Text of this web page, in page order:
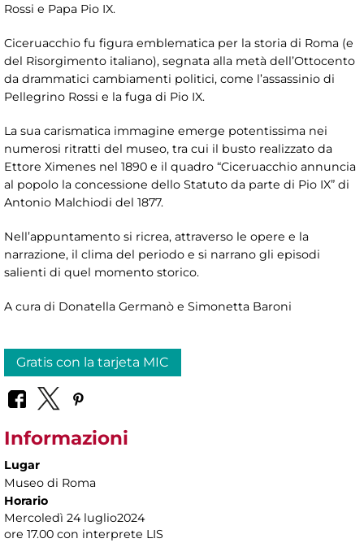
Rossi e Papa Pio IX.
Ciceruacchio fu figura emblematica per la storia di Roma (e
del Risorgimento italiano), segnata alla metà dell’Ottocento
da drammatici cambiamenti politici, come l’assassinio di
Pellegrino Rossi e la fuga di Pio IX.
La sua carismatica immagine emerge potentissima nei
numerosi ritratti del museo, tra cui il busto realizzato da
Ettore Ximenes nel 1890 e il quadro “Ciceruacchio annuncia
al popolo la concessione dello Statuto da parte di Pio IX” di
Antonio Malchiodi del 1877.
Nell’appuntamento si ricrea, attraverso le opere e la
narrazione, il clima del periodo e si narrano gli episodi
salienti di quel momento storico.
A cura di Donatella Germanò e Simonetta Baroni
Gratis con la tarjeta MIC
Informazioni
Lugar
Museo di Roma
Horario
Mercoledì 24 luglio2024
ore 17.00 con interprete LIS